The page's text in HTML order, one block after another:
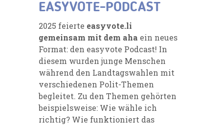
EASYVOTE-PODCAST
2025 feierte easyvote.li
gemeinsam mit dem aha ein neues
Format: den easyvote Podcast! In
diesem wurden junge Menschen
während den Landtagswahlen mit
verschiedenen Polit-Themen
begleitet. Zu den Themen gehörten
beispielsweise: Wie wähle ich
richtig? Wie funktioniert das